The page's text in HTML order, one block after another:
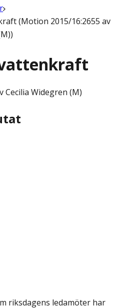
(Motion 2015/16:2655 av
Cecilia Widegren (M)
riksdagens ledamöter har